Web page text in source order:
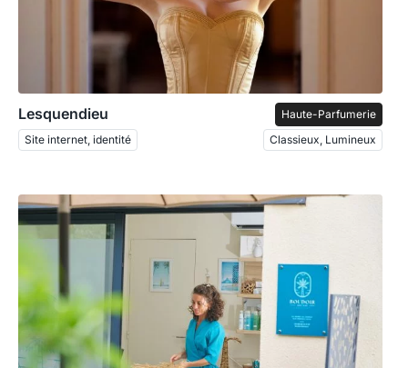
Lesquendieu
Haute-Parfumerie
Site internet, identité
Classieux, Lumineux